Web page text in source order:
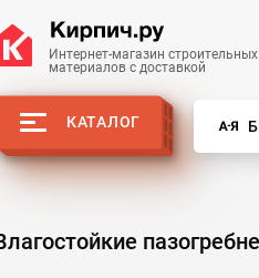
Интернет-магазин строительных
материалов с доставкой
КАТАЛОГ